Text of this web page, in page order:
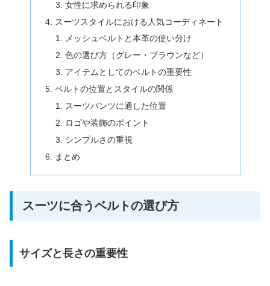
女性に求められる印象
スーツスタイルにおける人気コーディネート
メッシュベルトと本革の使い分け
色の選び方（グレー・ブラウンなど）
アイテムとしてのベルトの重要性
ベルトの位置とスタイルの関係
スーツパンツに適した位置
ロゴや装飾のポイント
シンプルさの重視
まとめ
スーツに合うベルトの選び方
サイズと長さの重要性